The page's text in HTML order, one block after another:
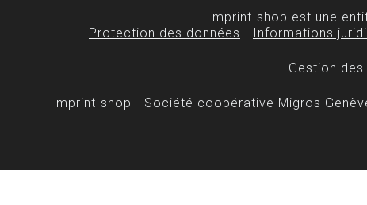
mprint-shop est une
Protection des données - Informations
Gestion
mprint-shop - Société coopérative Migros